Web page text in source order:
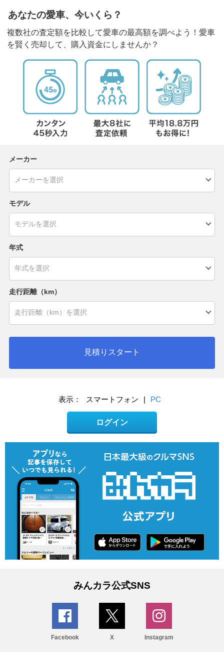
あなたの愛車、今いくら？
複数社の査定額を比較して愛車の最高額を調べよう！愛車
を賢く売却して、購入資金にしませんか？
メーカー
モデル
年式
走行距離（km）
見積りスタート
表示： スマートフォン | PC
ログイン
みんカラ公式SNS
Facebook X Instagram